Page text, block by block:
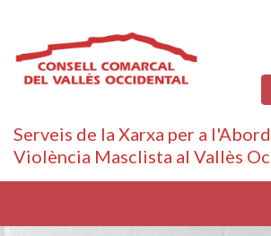
Serveis de la Xarxa per a
Violència Masclista al Vallès